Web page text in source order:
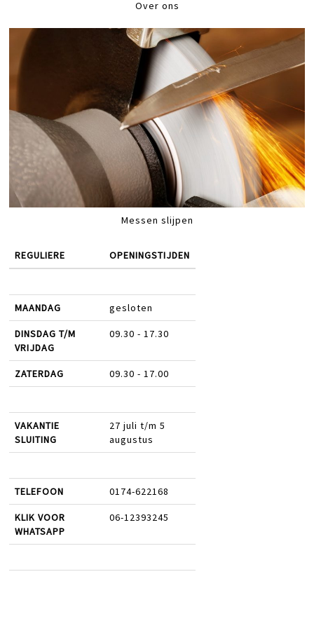
Over ons
Messen slijpen
REGULIERE OPENINGSTIJDEN
MAANDAG gesloten
DINSDAG T/M
VRIJDAG
09.30 - 17.30
ZATERDAG 09.30 - 17.00
VAKANTIE
SLUITING
27 juli t/m 5
augustus
TELEFOON 0174-622168
KLIK VOOR
WHATSAPP
06-12393245